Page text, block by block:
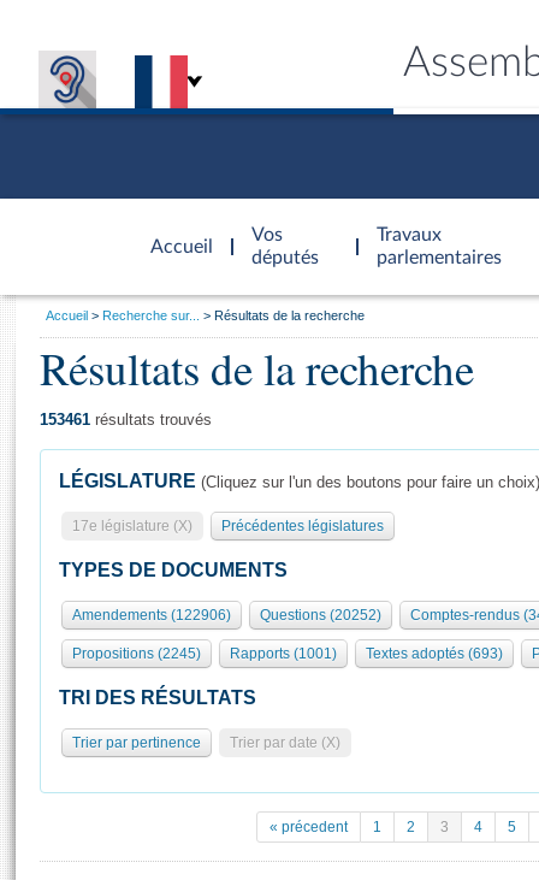
Accueil
d'accueil
Vos
députés
Travaux
parlementaires
Présidence
577 députés
Groupes politiques
Séance publique
Commissions et autres organes
Europe et International
Pétitions
Général
Rôle et pouvoirs de l'Assemblée
Organisation de l'Assemblée
Présidence Conférence des Présidents Bureau Collège des
Statistiques et chiffres clés
Documents de référence
( Constitution | Règlement de l'Assemblée ... )
Visiter l'Assemblée
Visite virtuelle du palais Bourbon
Assister à une séance
Vous
Accueil Recherche sur... Résultats de la recherche
Résultats de la recherche
153461 résultats trouvés
LÉGISLATURE (Cliquez sur l'un des boutons pour faire un choix)
17e législature (X) Précédentes législatures
TYPES DE DOCUMENTS
Amendements (122906) Questions (20252) Comptes-rendus
Propositions (2245) Rapports (1001) Textes adoptés (693)
TRI DES RÉSULTATS
Trier par pertinence Trier par date (X)
« précedent 1 2 3 4 5